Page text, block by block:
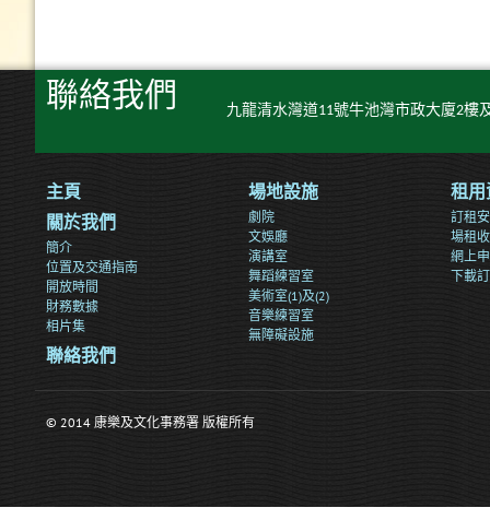
聯絡我們 九龍清水灣道11號牛池灣市政大廈2樓
主頁
關於我們
簡介
位置及交通指南
開放時間
財務數據
相片集
聯絡我們
場地設施
劇院
文娛廳
演講室
舞蹈練習室
美術室(1)及(2)
音樂練習室
無障礙設施
租用
訂租
場租
網上
下載
© 2014 康樂及文化事務署 版權所有